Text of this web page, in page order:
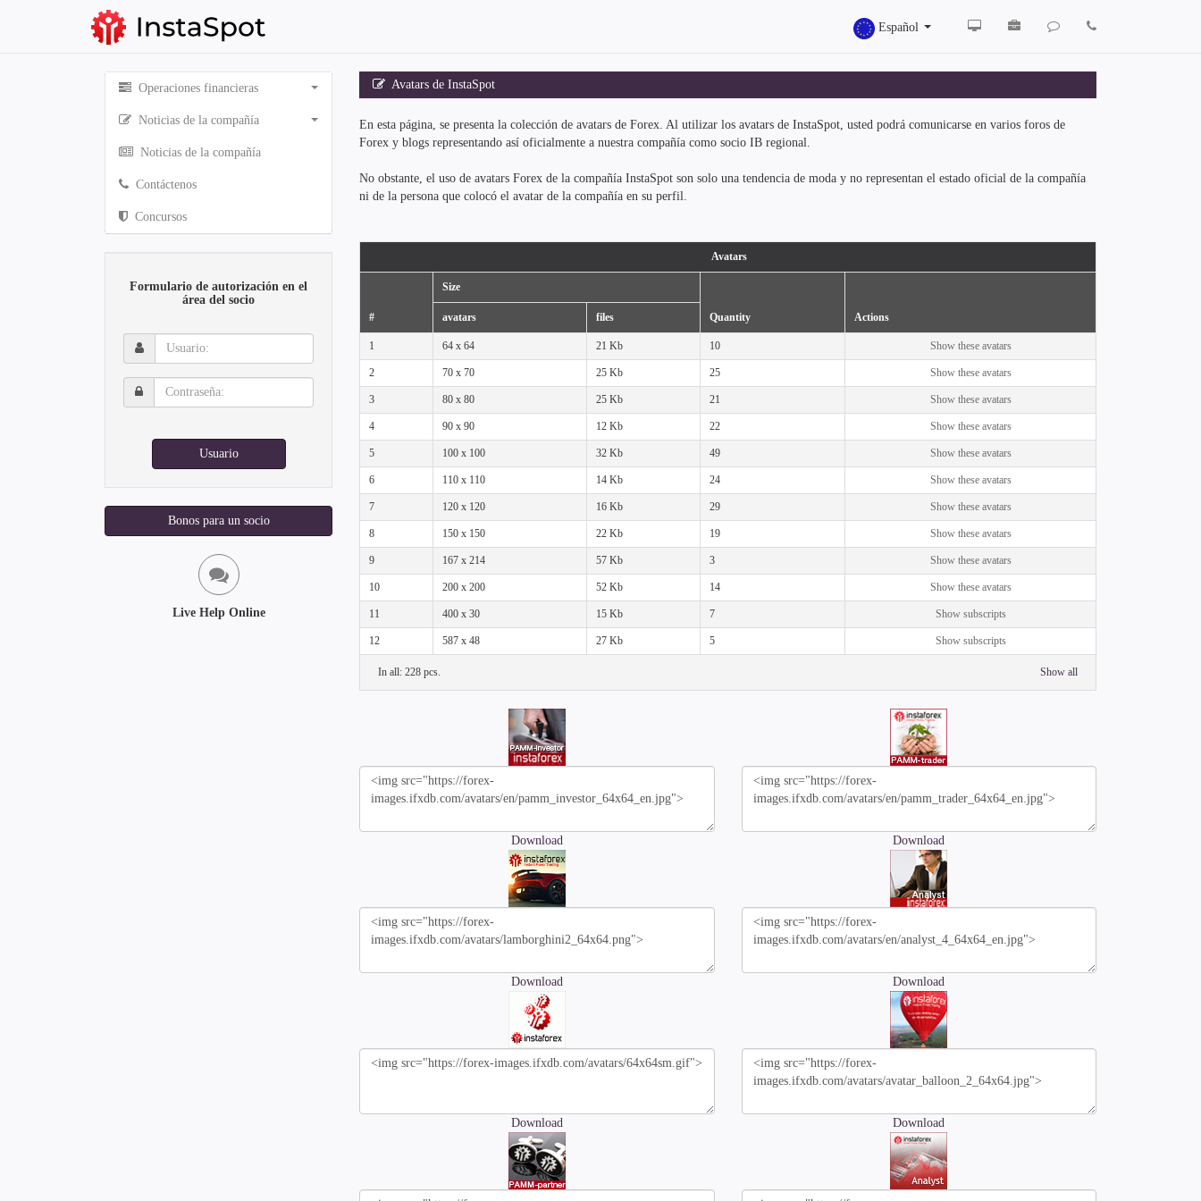
Español
Operaciones financieras
Noticias de la compañía
Noticias de la compañía
Contáctenos
Concursos
Formulario de autorización en el
área del socio
Usuario:
Contraseña:
Usuario
Bonos para un socio
Live Help Online
Avatars de InstaSpot
En esta página, se presenta la colección de avatars de Forex. Al utilizar los avatars de InstaSpot, usted podrá comunicarse en varios foros de
Forex y blogs representando así oficialmente a nuestra compañía como socio IB regional.
No obstante, el uso de avatars Forex de la compañía InstaSpot son solo una tendencia de moda y no representan el estado oficial de la compañía
ni de la persona que colocó el avatar de la compañía en su perfil.
Avatars
#
Size
Quantity Actions
avatars files
1 64 x 64 21 Kb 10 Show these avatars
2 70 x 70 25 Kb 25 Show these avatars
3 80 x 80 25 Kb 21 Show these avatars
4 90 x 90 12 Kb 22 Show these avatars
5 100 x 100 32 Kb 49 Show these avatars
6 110 x 110 14 Kb 24 Show these avatars
7 120 x 120 16 Kb 29 Show these avatars
8 150 x 150 22 Kb 19 Show these avatars
9 167 x 214 57 Kb 3 Show these avatars
10 200 x 200 52 Kb 14 Show these avatars
11 400 x 30 15 Kb 7 Show subscripts
12 587 x 48 27 Kb 5 Show subscripts
In all: 228 pcs. Show all
Download Download
Download Download
Download Download